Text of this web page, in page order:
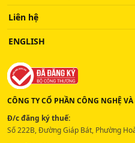
Liên hệ
ENGLISH
CÔNG TY CỔ PHẦN CÔNG NGHỆ
Đ/c đăng ký thuế:
Số 222B, Đường Giáp Bát, Phường